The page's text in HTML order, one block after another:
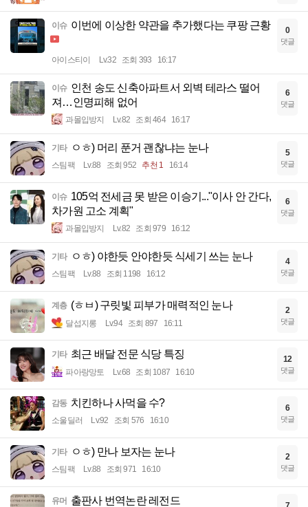
이슈 이번에 이상한 약관을 추가했다는 쿠팡 근황
아이스티이 Lv.32 조회 393 16:17
0
댓글
이슈 인천 송도 신축아파트서 외벽 테라스 떨어
져…인명피해 없어
과몰입방지 Lv.82 조회 464 16:17
6
댓글
기타 ㅇㅎ) 머리 푼거 괜찮냐는 눈나
스팀팩 Lv.88 조회 952 추천 1 16:14
5
댓글
이슈 105억 전세금 못 받은 이승기..."이사 안 간다,
차가원 고소 계획"
과몰입방지 Lv.82 조회 979 16:12
6
댓글
기타 ㅇㅎ) 야한듯 안야한듯 식세기 쓰는 눈나
스팀팩 Lv.88 조회 1198 16:12
4
댓글
계층 (ㅎㅂ) 구릿빛 피부가 매력적인 눈나
달섭지롱 Lv.94 조회 897 16:11
2
댓글
기타 최근 배달 전문 식당 특징
파아랑망토 Lv.68 조회 1087 16:10
12
댓글
감동 치킨하나 사먹을 수?
소울딜러 Lv.92 조회 576 16:10
6
댓글
기타 ㅇㅎ) 만나 보자는 눈나
스팀팩 Lv.88 조회 971 16:10
2
댓글
유머 출판사 번역논란 레전드